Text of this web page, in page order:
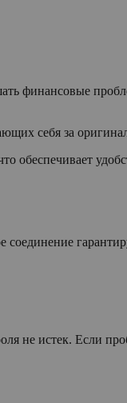
финансовые
себя за
обеспечивает
не истек. Если